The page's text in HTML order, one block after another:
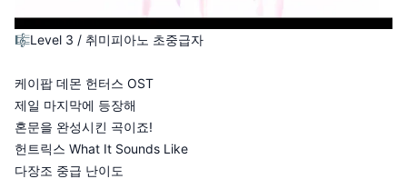
🎼Level 3 / 취미피아노 초중급자
케이팝 데몬 헌터스 OST
제일 마지막에 등장해
혼문을 완성시킨 곡이죠!
헌트릭스 What It Sounds Like
다장조 중급 난이도